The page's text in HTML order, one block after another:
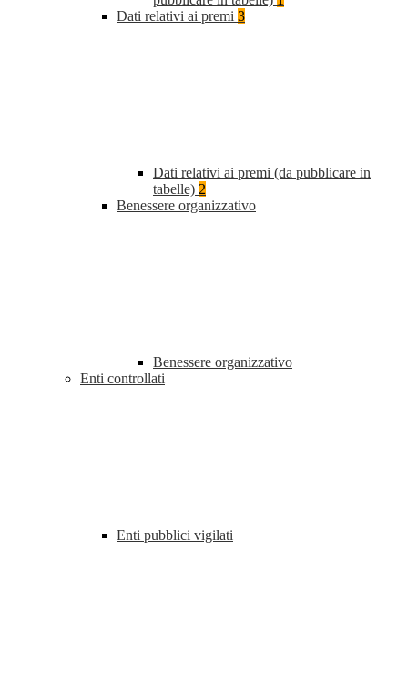
Dati relativi ai premi 3
Dati relativi ai premi (da pubblicare in
tabelle) 2
Benessere organizzativo
Benessere organizzativo
Enti controllati
Enti pubblici vigilati